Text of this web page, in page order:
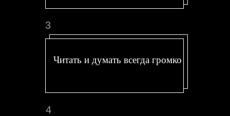
3
Читать и думать всегда громко
4